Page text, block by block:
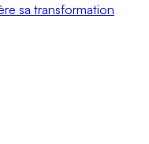
sa transformation